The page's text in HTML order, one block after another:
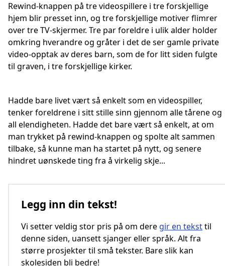
Rewind-knappen på tre videospillere i tre forskjellige
hjem blir presset inn, og tre forskjellige motiver flimrer
over tre TV-skjermer. Tre par foreldre i ulik alder holder
omkring hverandre og gråter i det de ser gamle private
video-opptak av deres barn, som de for litt siden fulgte
til graven, i tre forskjellige kirker.
Hadde bare livet vært så enkelt som en videospiller,
tenker foreldrene i sitt stille sinn gjennom alle tårene og
all elendigheten. Hadde det bare vært så enkelt, at om
man trykket på rewind-knappen og spolte alt sammen
tilbake, så kunne man ha startet på nytt, og senere
hindret uønskede ting fra å virkelig skje...
Legg inn din tekst!
Vi setter veldig stor pris på om dere gir en teksttil
denne siden, uansett sjanger eller språk. Alt fra
større prosjekter til små tekster. Bare slik kan
skolesiden bli bedre!